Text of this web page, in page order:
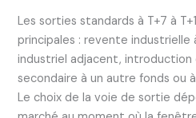
Les sorties standards à T+7 à
principales : revente industrielle
industriel adjacent, introduction
secondaire à un autre fonds ou
Le choix de la voie de sortie